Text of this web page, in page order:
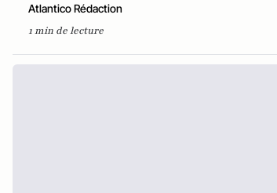
Atlantico Rédaction
1 min de lecture